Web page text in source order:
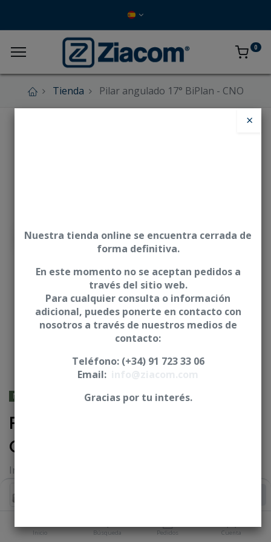
Inicio Búsqueda Pedidos Cuenta
0
Tienda Pilar angulado 17° BiPlan - CNO
NOBEL BIOCARE® - Branemark
Pilar angulado 17° BiPlan -
CNO
Incluye posicionador del pilar y tornillo
Iniciar sesión
ALTURA GINGIVAL
×
Nuestra tienda online se encuentra cerrada de
forma definitiva.
En este momento no se aceptan pedidos a
través del sitio web.
Para cualquier consulta o información
adicional, puedes ponerte en contacto con
nosotros a través de nuestros medios de
contacto:
Teléfono: (+34) 91 723 33 06
Email:
Gracias por tu interés.